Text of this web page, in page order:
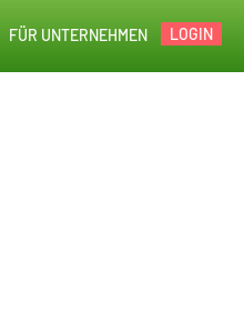
LOGIN
FÜR UNTERNEHMEN